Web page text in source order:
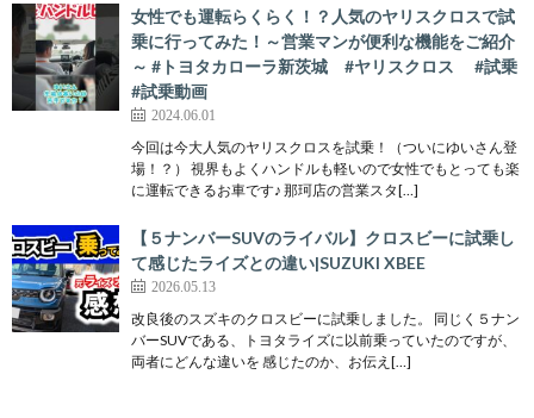
女性でも運転らくらく！？人気のヤリスクロスで試
乗に行ってみた！～営業マンが便利な機能をご紹介
～ #トヨタカローラ新茨城 #ヤリスクロス #試乗
#試乗動画
2024.06.01
今回は今大人気のヤリスクロスを試乗！（ついにゆいさん登
場！？） 視界もよくハンドルも軽いので女性でもとっても楽
に運転できるお車です♪ 那珂店の営業スタ[…]
【５ナンバーSUVのライバル】クロスビーに試乗し
て感じたライズとの違い|SUZUKI XBEE
2026.05.13
改良後のスズキのクロスビーに試乗しました。 同じく５ナン
バーSUVである、トヨタライズに以前乗っていたのですが、
両者にどんな違いを 感じたのか、お伝え[…]